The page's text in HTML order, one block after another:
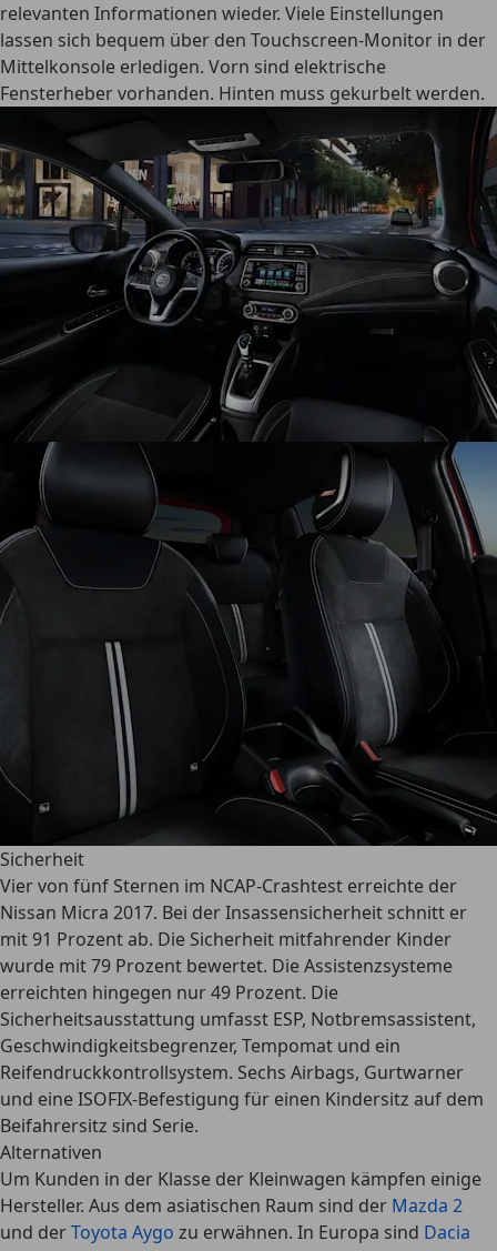
relevanten Informationen wieder. Viele Einstellungen
lassen sich bequem über den Touchscreen-Monitor in der
Mittelkonsole erledigen. Vorn sind elektrische
Fensterheber vorhanden. Hinten muss gekurbelt werden.
Sicherheit
Vier von fünf Sternen im NCAP-Crashtest erreichte der
Nissan Micra 2017. Bei der Insassensicherheit schnitt er
mit 91 Prozent ab. Die Sicherheit mitfahrender Kinder
wurde mit 79 Prozent bewertet. Die Assistenzsysteme
erreichten hingegen nur 49 Prozent. Die
Sicherheitsausstattung umfasst ESP, Notbremsassistent,
Geschwindigkeitsbegrenzer, Tempomat und ein
Reifendruckkontrollsystem. Sechs Airbags, Gurtwarner
und eine ISOFIX-Befestigung für einen Kindersitz auf dem
Beifahrersitz sind Serie.
Alternativen
Um Kunden in der Klasse der Kleinwagen kämpfen einige
Hersteller. Aus dem asiatischen Raum sind der Mazda 2
und derToyota Aygo zu erwähnen. In Europa sind Dacia